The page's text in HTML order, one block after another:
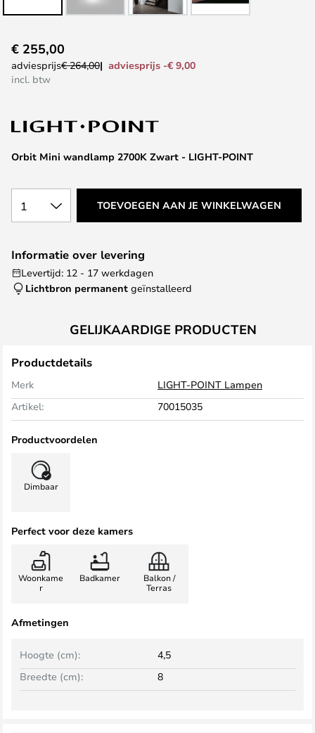
naar
het
de
gallerij
Orbit Mini wandlamp 2700K Zwart - LIGHT-POINT
€ 255,00
adviesprijs€ 264,00
adviesprijs -€ 9,00
incl. btw
1 TOEVOEGEN AAN JE WINKELWAGEN
Informatie over levering
Levertijd: 12 - 17 werkdagen
Lichtbron permanent geïnstalleerd
GELIJKAARDIGE PRODUCTEN
Productdetails
Merk
LIGHT-POINT Lampen
Artikel:
70015035
Productvoordelen
Dimbaar
Perfect voor deze kamers
Woonkame
r
Badkamer
Balkon /
Terras
Afmetingen
Breedte (cm): 8
Hoogte (cm): 4,5